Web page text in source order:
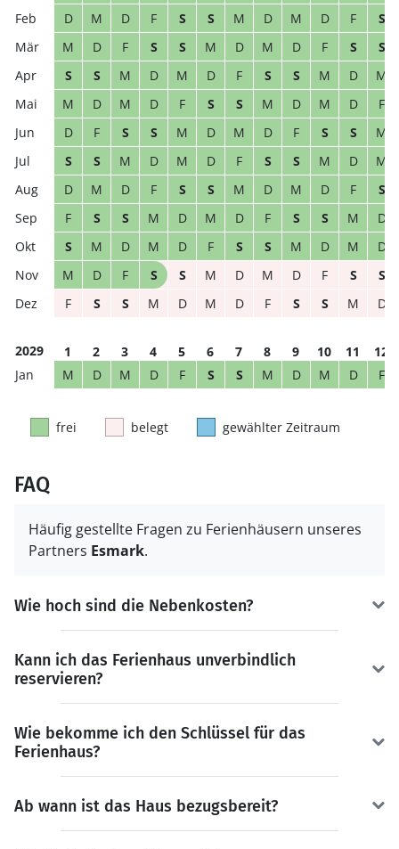
D M D F S S M D M D F
S
M
D F S S M D M D F S
S
S
S M D M D F S S M D
M
M
D M D F S S M D M D
F
D
F S S M D M D F S S
M
S
S M D M D F S S M D
M
D
M D F S S M D M D F
S
F
S S M D M D F S S M
D
S
M D M D F S S M D M
D
M
D F S S M D M D F S
S
F
S S M D M D F S S M D
2029 1 2 3 4 5 6 7 8 9 10 11
12
M
D M D F S S M D M D F
frei belegt gewählter Zeitraum
FAQ
Häufig gestellte Fragen zu Ferienhäusern unseres
Partners Esmark.
Wie hoch sind die Nebenkosten?
Kann ich das Ferienhaus unverbindlich
reservieren?
Wie bekomme ich den Schlüssel für das
Ferienhaus?
Ab wann ist das Haus bezugsbereit?